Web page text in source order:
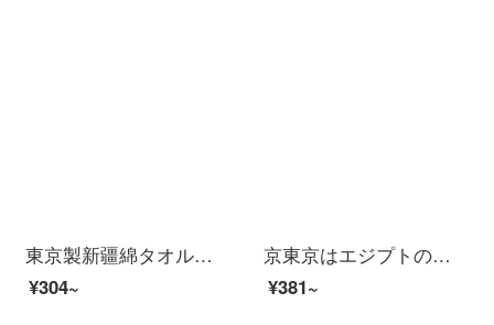
東京製新疆綿タオル北欧風薄手タイプ3枚入りブルー/グレー/グリーン
¥304~
京東京はエジプトの長い綿毛のタオルの純綿の顔を作って乾かしてティッシュの2条が詰めます（灰色の緑+肉の粉）
¥381~